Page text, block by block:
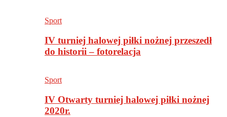
Sport
IV turniej halowej piłki nożnej przeszedł
do historii – fotorelacja
Sport
IV Otwarty turniej halowej piłki nożnej
2020r.